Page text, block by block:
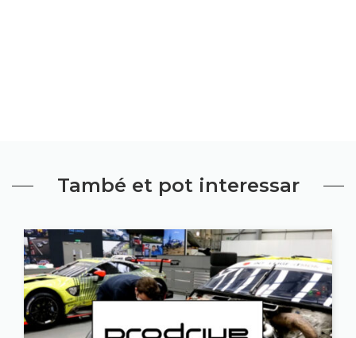
També et pot interessar